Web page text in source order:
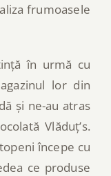
frumoasele
în urmă cu
lor din
și ne-au atras
Vlăduț’s.
începe cu
ce produse